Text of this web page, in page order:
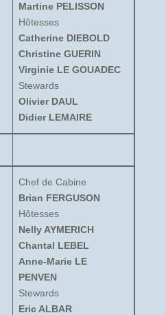
Martine PELISSON
Hôtesses
Catherine DIEBOLD
Christine GUERIN
Virginie LE GOUADEC
Stewards
Olivier DAUL
Didier LEMAIRE
Chef de Cabine
Brian FERGUSON
Hôtesses
Nelly AYMERICH
Chantal LEBEL
Anne-Marie LE
PENVEN
Stewards
Eric ALBAR